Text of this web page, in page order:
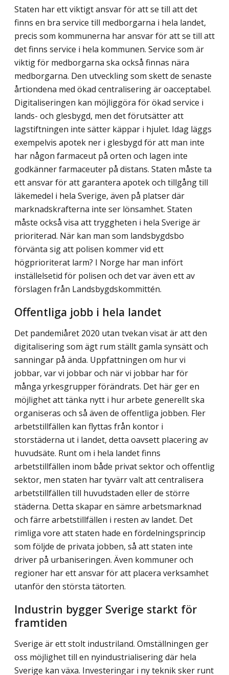
Staten har ett viktigt ansvar för att se till att det
finns en bra service till medborgarna i hela landet,
precis som kommunerna har ansvar för att se till att
det finns service i hela kommunen. Service som är
viktig för medborgarna ska också finnas nära
medborgarna. Den utveckling som skett de senaste
årtiondena med ökad centralisering är oacceptabel.
Digitaliseringen kan möjliggöra för ökad service i
lands- och glesbygd, men det förut­sätter att
lagstiftningen inte sätter käppar i hjulet. Idag läggs
exempelvis apotek ner i glesbygd för att man inte
har någon farmaceut på orten och lagen inte
godkänner farmaceuter på distans. Staten måste ta
ett ansvar för att garantera apotek och tillgång till
läkemedel i hela Sverige, även på platser där
marknadskrafterna inte ser lönsamhet. Staten
måste också visa att tryggheten i hela Sverige är
prioriterad. När kan man som landsbygdsbo
förvänta sig att polisen kommer vid ett
högprioriterat larm? I Norge har man infört
inställelsetid för polisen och det var även ett av
förslagen från Landsbygds­kommittén.
Offentliga jobb i hela landet
Det pandemiåret 2020 utan tvekan visat är att den
digitalisering som ägt rum ställt gamla synsätt och
sanningar på ända. Uppfattningen om hur vi
jobbar, var vi jobbar och när vi jobbar har för
många yrkesgrupper förändrats. Det här ger en
möjlighet att tänka nytt i hur arbete generellt ska
organiseras och så även de offentliga jobben. Fler
arbets­tillfällen kan flyttas från kontor i
storstäderna ut i landet, detta oavsett placering av
huvudsäte. Runt om i hela landet finns
arbetstillfällen inom både privat sektor och offentlig
sektor, men staten har tyvärr valt att centralisera
arbetstillfällen till huvud­staden eller de större
städerna. Detta skapar en sämre arbetsmarknad
och färre arbets­tillfällen i resten av landet. Det
rimliga vore att staten hade en fördelningsprincip
som följde de privata jobben, så att staten inte
driver på urbaniseringen. Även kommuner och
regioner har ett ansvar för att placera verksamhet
utanför den största tätorten.
Industrin bygger Sverige starkt för
framtiden
Sverige är ett stolt industriland. Omställningen ger
oss möjlighet till en nyindustrialiser­ing där hela
Sverige kan växa. Investeringar i ny teknik sker runt